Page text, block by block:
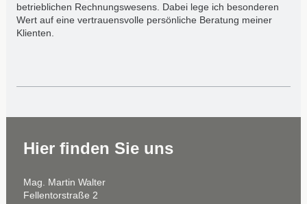
betrieblichen Rechnungswesens. Dabei lege ich besonderen
Wert auf eine vertrauensvolle persönliche Beratung meiner
Klienten.
Hier finden Sie uns
Mag. Martin Walter
Fellentorstraße 2